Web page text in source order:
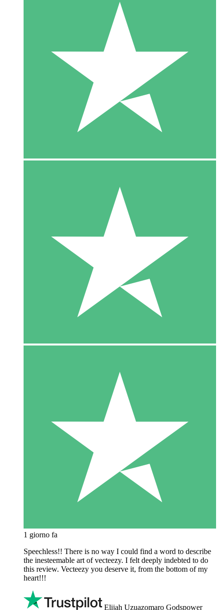
1 giorno fa
Speechless!! There is no way I could find a word to describe
the inesteemable art of vecteezy. I felt deeply indebted to do
this review. Vecteezy you deserve it, from the bottom of my
heart!!!
Elijah Uzuazomaro Godspower